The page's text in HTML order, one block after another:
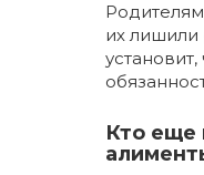
их лишили
Кто еще